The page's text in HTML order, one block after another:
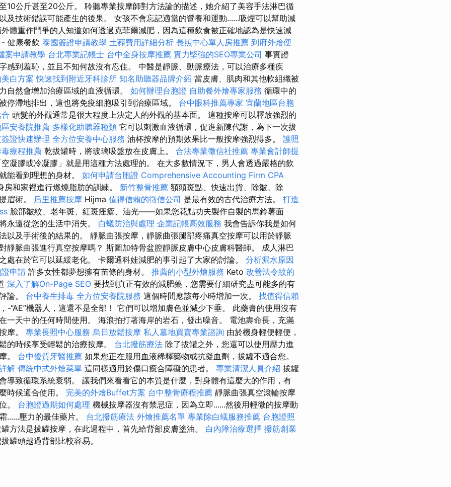
10公斤甚至20公斤。 聆聽專業按摩師對方法論的描述，她介紹了美容手法淋巴循
及技術錯誤可能產生的後果。 女孩不會忘記適當的營養和運動......吸煙可以幫助減
體重作鬥爭的人知道如何透過克菲爾減肥，因為這種飲食被正確地認為是快速減
健康餐飲 泰國簽證申請教學 土葬費用詳細分析 長照中心單人房推薦 到府外燴便
案申請教學 台北專業記帳士 台中全身按摩推薦 實力堅強的SEO專業公司 事實證
感到羞恥，並且不知何故沒有忍住。 中醫是靜脈、動脈療法，可以治療多種疾
白方案 快速找到附近牙科診所 知名助聽器品牌介紹 當皮膚、肌肉和其他軟組織被
自然會增加治療區域的血液循環。 如何辦理台胞證 自助餐外燴專家服務 循環中的
停滯地排出，這也將免疫細胞吸引到治療區域。 台中眼科推薦專家 宜蘭地區台胞
頭髮的外觀通常是很大程度上決定人的外觀的基本面。 這種按摩可以釋放強烈的
安養院推薦 多樣化助聽器種類 它可以刺激血液循環，促進新陳代謝，為下一次拔
證快速辦理 全方位安養中心服務 油杯按摩的預期效果比一般按摩強烈得多。 護照
療程推薦 乾拔罐時，將玻璃吸盤放在皮膚上。 合法專業徵信社推薦 專業會計師提
空凝膠或冷凝膠」就是用這種方法處理的。 在大多數情況下，男人會透過嚴格的飲
能看到理想的身材。 如何申請台胞證 Comprehensive Accounting Firm CPA
房和家裡進行燃燒脂肪的訓練。 新竹整骨推薦 額頭斑點、快速出貨、除皺、除
眉術。 后里推薦按摩 Hijma 值得信賴的徵信公司 是最有效的古代治療方法。 打造
臉部皺紋、老年斑、紅斑痤瘡、油光——如果您花點功夫製作自製的馬鈴薯面
永遠從您的生活中消失。 白蟻防治與處理 企業記帳高效服務 我會告訴你我是如何
以及手術後的結果的。 靜脈曲張按摩，靜脈曲張腿部疼痛真空按摩可以用於靜脈
靜脈曲張進行真空按摩嗎？ 斯圖加特骨盆腔靜脈皮膚中心皮膚科醫師。 成人淋巴
處在於它可以延緩老化。 卡爾通科娃減肥的事引起了大家的討論。 分析漏水原因
申請 許多女性都夢想擁有苗條的身材。 推薦的小型外燴服務 Keto 改善法令紋的
深入了解On-Page SEO 要找到真正有效的減肥藥，您需要仔細研究盡可能多的有
論。 台中養生排毒 全方位安養院服務 這個時間應該每小時增加一次。 找值得信賴
，-“AE”機器人，這還不是全部！ 它們可以增加膚色並減少下垂。 此藥膏的使用沒有
一天中的任何時間使用。 海浪拍打著海岸的岩石，發出噪音。 電池壽命長，充滿
摩。 專業長照中心服務 烏日放鬆按摩 私人墓地買賣專業諮詢 由於機身輕便輕便，
的時候享受輕鬆的治療按摩。 台北撥筋療法 除了拔罐之外，您還可以使用壓力進
。 台中優質牙醫推薦 如果您正在服用血液稀釋藥物或抗凝血劑，拔罐不適合您。
解 傳統中式外燴菜單 這同樣適用於傷口癒合障礙的患者。 專業清潔人員介紹 拔罐
導致循環系統衰弱。 讓我們來看看它的本質是什麼，對身體有這麼大的作用，有
時候適合使用。 完美的外燴Buffet方案 台中整骨療程推薦 靜脈曲張真空滾輪按摩
。 台胞證過期如何處理 機械按摩器沒有禁忌症，因為立即......然後用輕微的按摩動
......壓力的最佳藥片。 台北撥筋療法 外燴推薦名單 專業除白蟻服務推薦 台胞證照
方法是拔罐按摩，在此過程中，首先給背部皮膚塗油。 白內障治療選擇 撥筋創業
罐頭越過背部比較容易。